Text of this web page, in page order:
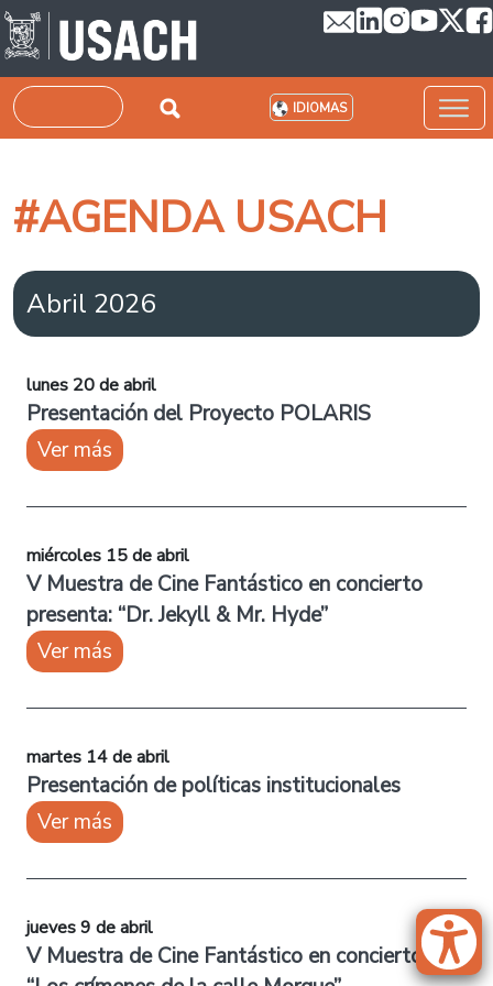
Pasar al contenido principal
Buscar IDIOMAS
#AGENDA USACH
Abril 2026
lunes 20 de abril
Presentación del Proyecto POLARIS
Ver más
miércoles 15 de abril
V Muestra de Cine Fantástico en concierto
presenta: “Dr. Jekyll & Mr. Hyde”
Ver más
martes 14 de abril
Presentación de políticas institucionales
Ver más
jueves 9 de abril
V Muestra de Cine Fantástico en concierto